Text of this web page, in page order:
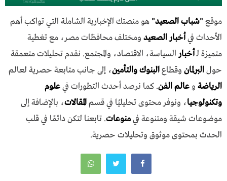
موقع"شباب الصعيد" هو منصتك الإخبارية الشاملة التي تواكب أهم
الأحداث فيأخبار الصعيد ومختلف محافظات مصر، مع تغطية
متميزة لـأخبارالسياسة، الاقتصاد، والمجتمع. نقدم تحليلات متعمقة
حولالبرلمان وقطاعالبنوك والتأمين، إلى جانب متابعة حصرية لعالم
الرياضة و عالم الفن. كما نرصد أحدث التطورات فيعلوم
وتكنولوجيا، ونوفر محتوى تحليليًا في قسمالمقالات، بالإضافة إلى
موضوعات شيقة ومتنوعة فيمنوعات. تابعنا لتكن دائمًا في قلب
الحدث بمحتوى موثوق وتحليلات حصرية.